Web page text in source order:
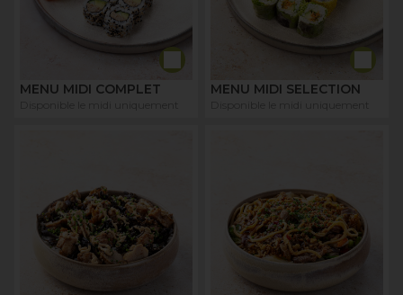
MENU MIDI COMPLET MENU MIDI SELECTION